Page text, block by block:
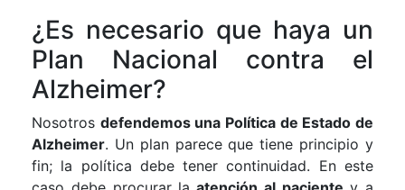
¿Es necesario que haya un
Plan Nacional contra el
Alzheimer?
Nosotros defendemos una Política de Estado de
Alzheimer. Un plan parece que tiene principio y
fin; la política debe tener continuidad. En este